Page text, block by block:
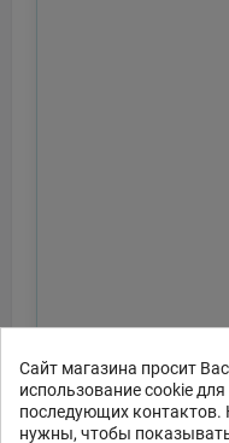
Сайт магазина просит
использование cookie
последующих
нужны, чтобы